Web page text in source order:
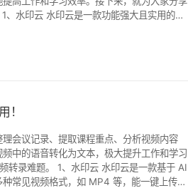
。 使用步骤如下： 1、打
！
会议记录、提取课程重点、分析视频内容
中的语音转化为文本，极大提升工作和学习
印云是一款基于 AI
常见视频格式，如 MP4 等，能一键上传视